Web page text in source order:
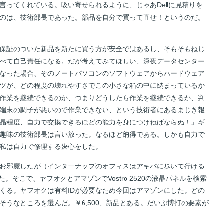
ってくれている。吸い寄せられるように、じゃあDellに見積りを…
は、技術部長であった。部品を自分で買って直せ！というのだ。
証のついた新品を新たに買う方が安全ではあるし、そもそもねじ
て自己責任になる。だが考えてみてほしい、深夜データセンター
った場合、そのノートパソコンのソフトウェアからハードウェア
が、どの程度の壊れやすさでこの小さな箱の中に納まっているか
業を継続できるのか、つまりどうしたら作業を継続できるか、判
末の調子が悪いので作業できない、という技術者にあるまじき報
程度、自力で交換できるほどの能力を身につけねばならぬ！」ギ
味の技術部長は言い放った。なるほど納得である。しかも自力で
は自力で修理する決心をした。
邪魔したが（インターナップのオフィスはアキバに歩いて行ける
。そこで、ヤフオクとアマゾンでVostro 2520の液晶パネルを検索
る。ヤフオクは有料IDが必要なため今回はアマゾンにした。どの
うなところを選んだ。￥6,500、新品とある。だいぶ博打の要素が